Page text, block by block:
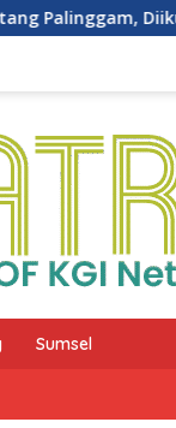
Diikuti
Sumsel